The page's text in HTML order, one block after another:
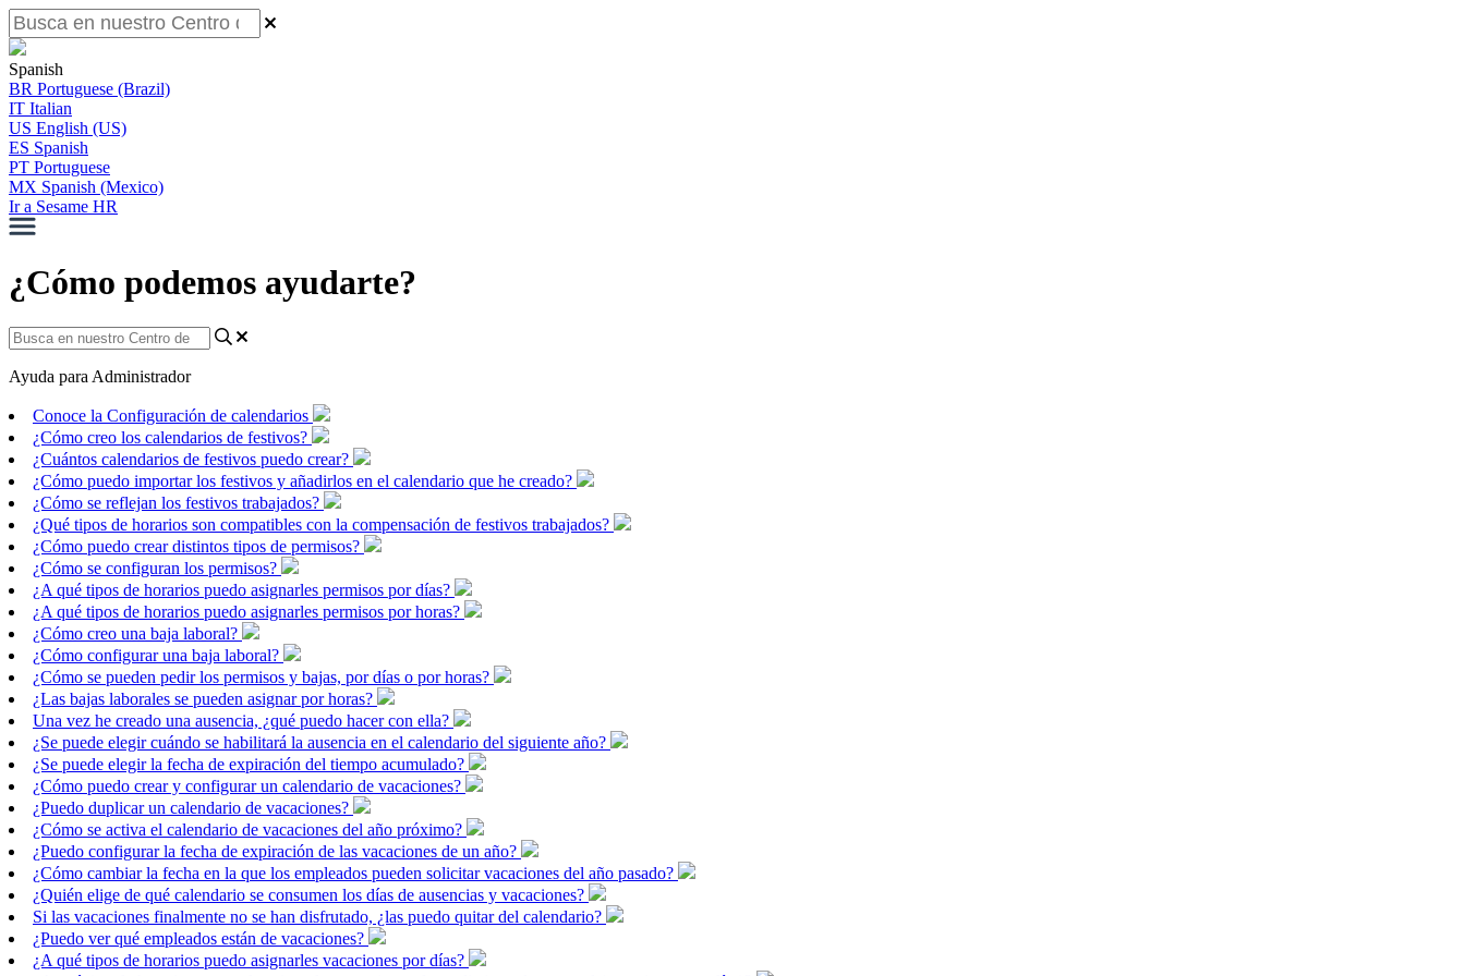
Spanish
BR Portuguese (Brazil)
IT Italian
US English (US)
ES Spanish
PT Portuguese
MX Spanish (Mexico)
Ir a Sesame HR
¿Cómo podemos ayudarte?
Ayuda para Administrador
Conoce la Configuración de calendarios
¿Cómo creo los calendarios de festivos?
¿Cuántos calendarios de festivos puedo crear?
¿Cómo puedo importar los festivos y añadirlos en el calendario que he creado?
¿Cómo se reflejan los festivos trabajados?
¿Qué tipos de horarios son compatibles con la compensación de festivos trabajados?
¿Cómo puedo crear distintos tipos de permisos?
¿Cómo se configuran los permisos?
¿A qué tipos de horarios puedo asignarles permisos por días?
¿A qué tipos de horarios puedo asignarles permisos por horas?
¿Cómo creo una baja laboral?
¿Cómo configurar una baja laboral?
¿Cómo se pueden pedir los permisos y bajas, por días o por horas?
¿Las bajas laborales se pueden asignar por horas?
Una vez he creado una ausencia, ¿qué puedo hacer con ella?
¿Se puede elegir cuándo se habilitará la ausencia en el calendario del siguiente año?
¿Se puede elegir la fecha de expiración del tiempo acumulado?
¿Cómo puedo crear y configurar un calendario de vacaciones?
¿Puedo duplicar un calendario de vacaciones?
¿Cómo se activa el calendario de vacaciones del año próximo?
¿Puedo configurar la fecha de expiración de las vacaciones de un año?
¿Cómo cambiar la fecha en la que los empleados pueden solicitar vacaciones del año pasado?
¿Quién elige de qué calendario se consumen los días de ausencias y vacaciones?
Si las vacaciones finalmente no se han disfrutado, ¿las puedo quitar del calendario?
¿Puedo ver qué empleados están de vacaciones?
¿A qué tipos de horarios puedo asignarles vacaciones por días?